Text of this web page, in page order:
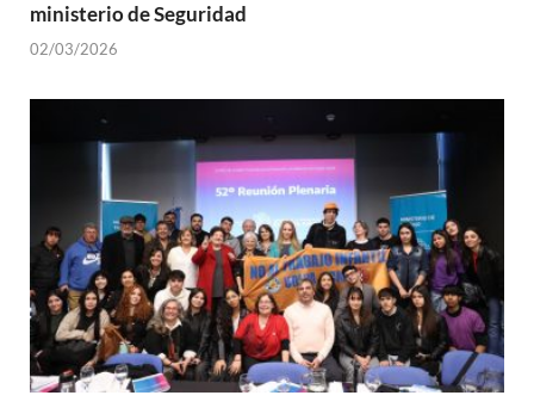
ministerio de Seguridad
02/03/2026